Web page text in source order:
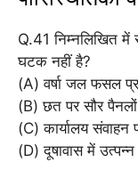
Q.41 निम्नलिखित में
घटक नहीं है?
(A) वर्षा जल फसल
(B) छत पर सौर
(C) कार्यालय संवाहन
(D) दूषावास में